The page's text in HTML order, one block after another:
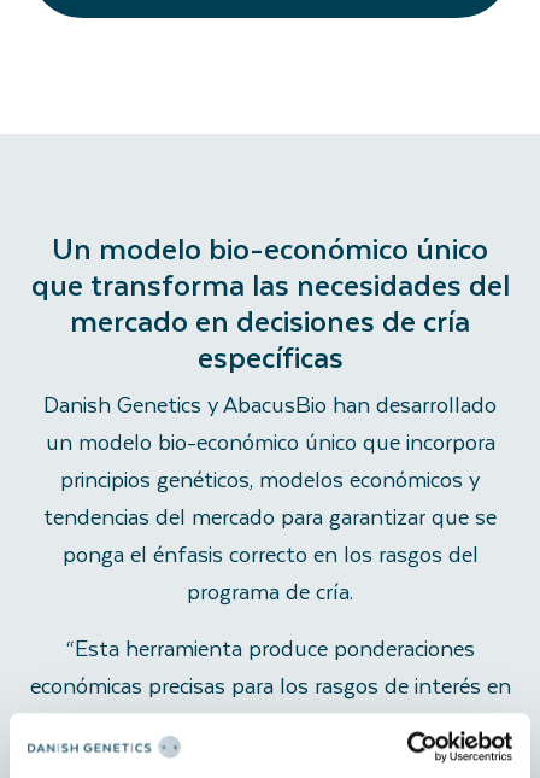
Un modelo bio-económico único
que transforma las necesidades del
mercado en decisiones de cría
específicas
Danish Genetics y AbacusBio han desarrollado
un modelo bio-económico único que incorpora
principios genéticos, modelos económicos y
tendencias del mercado para garantizar que se
ponga el énfasis correcto en los rasgos del
programa de cría.
“Esta herramienta produce ponderaciones
económicas precisas para los rasgos de interés en
el programa de cría, informados por los
resultados de la consulta y respaldados por un